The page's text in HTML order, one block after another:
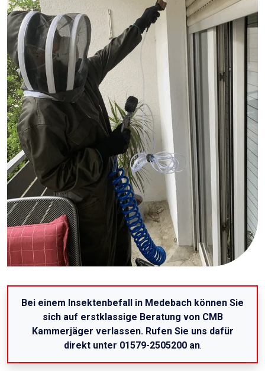
Bei einem Insektenbefall in Medebach können Sie
sich auf erstklassige Beratung von CMB
Kammerjäger verlassen. Rufen Sie uns dafür
direkt unter 01579-2505200 an.